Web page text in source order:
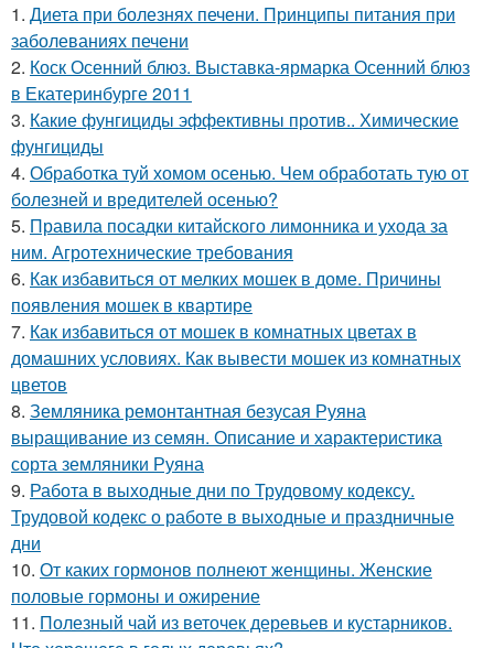
1. Диета при болезнях печени. Принципы питания при
заболеваниях печени
2. Коск Осенний блюз. Выставка-ярмарка Осенний блюз
в Екатеринбурге 2011
3. Какие фунгициды эффективны против.. Химические
фунгициды
4. Обработка туй хомом осенью. Чем обработать тую от
болезней и вредителей осенью?
5. Правила посадки китайского лимонника и ухода за
ним. Агротехнические требования
6. Как избавиться от мелких мошек в доме. Причины
появления мошек в квартире
7. Как избавиться от мошек в комнатных цветах в
домашних условиях. Как вывести мошек из комнатных
цветов
8. Земляника ремонтантная безусая Руяна
выращивание из семян. Описание и характеристика
сорта земляники Руяна
9. Работа в выходные дни по Трудовому кодексу.
Трудовой кодекс о работе в выходные и праздничные
дни
10. От каких гормонов полнеют женщины. Женские
половые гормоны и ожирение
11. Полезный чай из веточек деревьев и кустарников.